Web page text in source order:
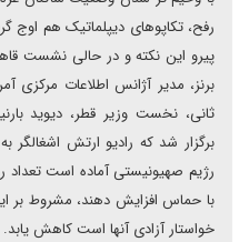
رفح، تکاپوهای دیپلماتیک هم اوج
پیرو این نکته و در حالی نشست
برنز، مدیر آژانس اطلاعات مرکزی
ثانی، نخست وزیر قطر، دیوید
برگزار شد که رادیو ارتش اشغالگر
رژیم صهیونیستی آماده‌ است
با حماس افزایش دهند، مشروط بر
خواستار آزادی آنها است کاهش یابد.